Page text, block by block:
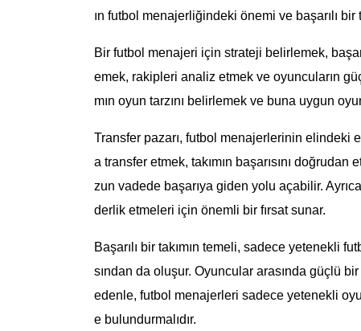
ın futbol menajerliğindeki önemi ve başarılı bir
Bir futbol menajeri için strateji belirlemek,
emek, rakipleri analiz etmek ve oyuncuların
mın oyun tarzını belirlemek ve buna uygun
Transfer pazarı, futbol menajerlerinin elindeki
a transfer etmek, takımın başarısını
zun vadede başarıya giden yolu açabilir.
derlik etmeleri için önemli bir fırsat sunar.
Başarılı bir takımın temeli, sadece yetenekli
sından da oluşur. Oyuncular arasında güçlü
edenle, futbol menajerleri sadece yetenekli
e bulundurmalıdır.